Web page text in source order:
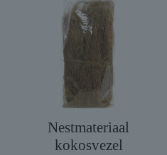
Nestmateriaal
kokosvezel